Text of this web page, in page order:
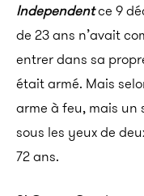
Independentce 9
de 23 ans n’avait
entrer dans sa
était armé. Mais
arme à feu, mais
sous les yeux de
72 ans.